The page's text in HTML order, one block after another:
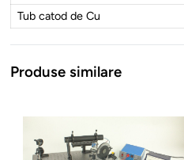
Tub catod de Cu
Produse similare